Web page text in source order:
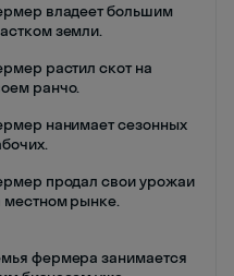
владеет большим
земли.
растил скот на
ранчо.
нанимает сезонных
продал свои урожаи
местном рынке.
фермера занимается